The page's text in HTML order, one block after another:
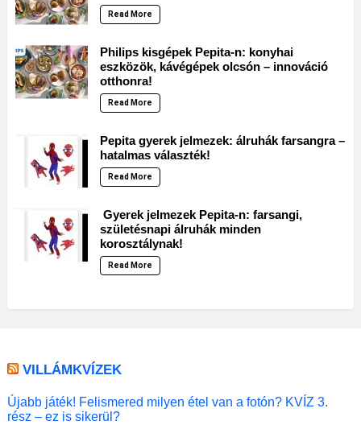
Read More
Philips kisgépek Pepita-n: konyhai
eszközök, kávégépek olcsón – innováció
otthonra!
Read More
Pepita gyerek jelmezek: álruhák farsangra –
hatalmas választék!
Read More
Gyerek jelmezek Pepita-n: farsangi,
születésnapi álruhák minden
korosztálynak!
Read More
VILLÁMKVÍZEK
Újabb játék! Felismered milyen étel van a fotón? KVÍZ 3.
rész – ez is sikerül?